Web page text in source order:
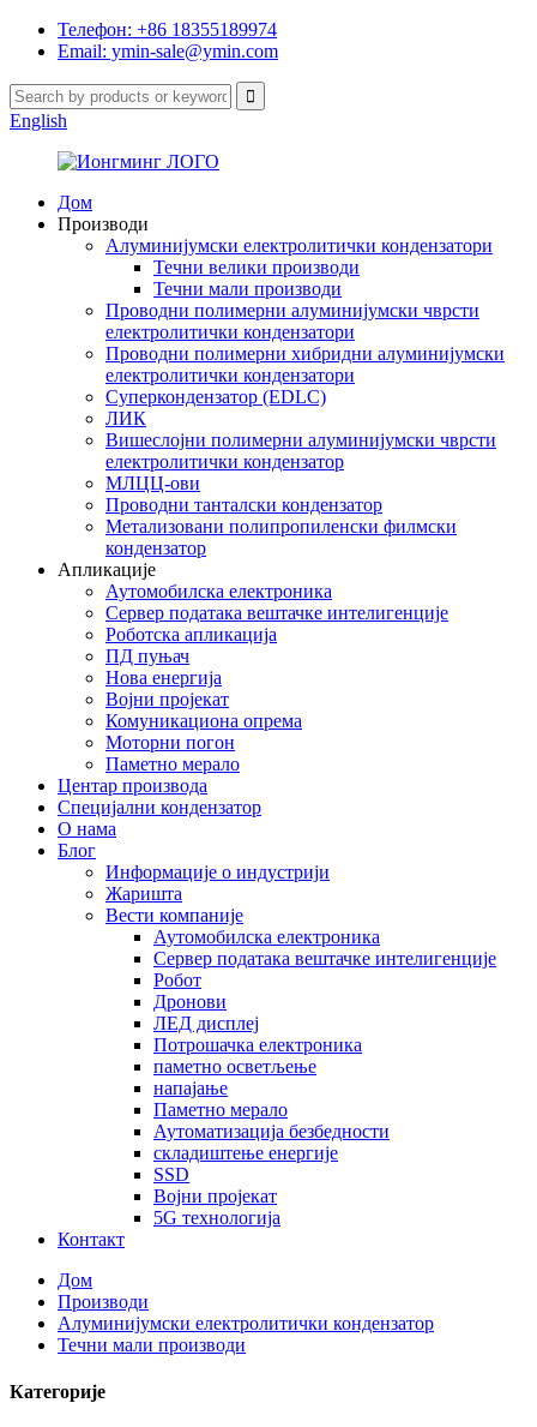
Телефон: +86 18355189974
Email: ymin-sale@ymin.com
English
Дом
Производи
Алуминијумски електролитички кондензатори
Течни велики производи
Течни мали производи
Проводни полимерни алуминијумски чврсти
електролитички кондензатори
Проводни полимерни хибридни алуминијумски
електролитички кондензатори
Суперкондензатор (EDLC)
ЛИК
Вишеслојни полимерни алуминијумски чврсти
електролитички кондензатор
МЛЦЦ-ови
Проводни танталски кондензатор
Метализовани полипропиленски филмски
кондензатор
Апликације
Аутомобилска електроника
Сервер података вештачке интелигенције
Роботска апликација
ПД пуњач
Нова енергија
Војни пројекат
Комуникациона опрема
Моторни погон
Паметно мерало
Центар производа
Специјални кондензатор
О нама
Блог
Информације о индустрији
Жаришта
Вести компаније
Аутомобилска електроника
Сервер података вештачке интелигенције
Робот
Дронови
ЛЕД дисплеј
Потрошачка електроника
паметно осветљење
напајање
Паметно мерало
Аутоматизација безбедности
складиштење енергије
SSD
Војни пројекат
5G технологија
Контакт
Дом
Производи
Алуминијумски електролитички кондензатор
Течни мали производи
Категорије